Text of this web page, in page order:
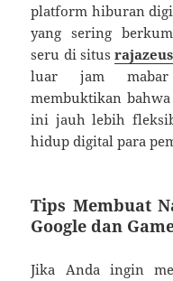
platform hiburan
yang sering
seru di situs rajazeus
luar jam mabar
membuktikan
ini jauh lebih
hidup digital para
Tips Membuat
Google dan
Jika Anda ingin